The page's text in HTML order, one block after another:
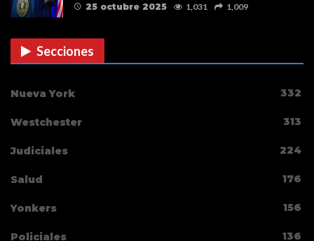
25 octubre 2025 1,031 1,009
Secciones
Nueva York 332
Westchester 313
Judiciales 224
Salud 176
Yonkers 156
Policiales 136